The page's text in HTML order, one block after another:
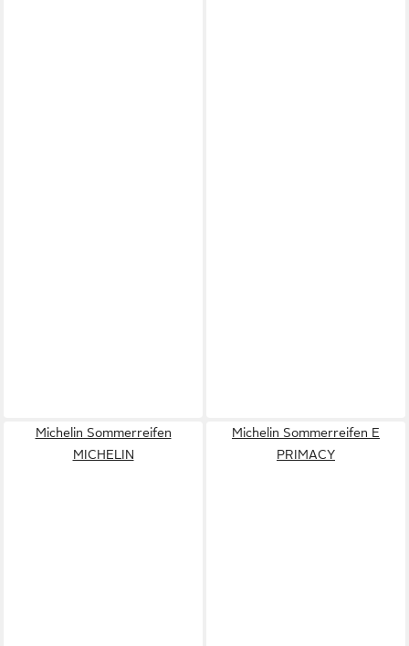
Michelin Sommerreifen
MICHELIN
Michelin Sommerreifen E
PRIMACY